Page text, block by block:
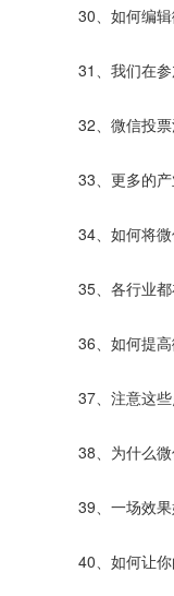
30、如何编
31、我们在
的真假？
32、微信投
33、更多的
——微信投票
34、如何将
35、各行业
的活动更突出
36、如何提
37、注意这
0%！
38、为什么
39、一场效
原因的是它。
40、如何让